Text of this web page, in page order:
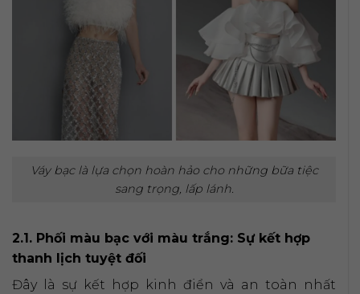
Váy bạc là lựa chọn hoàn hảo cho những bữa tiệc
sang trọng, lấp lánh.
2.1. Phối màu bạc với màu trắng: Sự kết hợp
thanh lịch tuyệt đối
Đây là sự kết hợp kinh điển và an toàn nhất